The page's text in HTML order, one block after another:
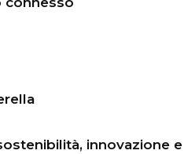
innovazione e